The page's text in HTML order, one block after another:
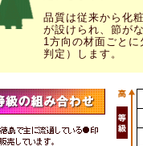
品質は従来から化
が設けられ、節が
1方向の材面ごと
判定）します。